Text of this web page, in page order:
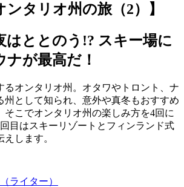
ンタリオ州の旅（2）】
はととのう!? スキー場に
ナが最高だ！
るオンタリオ州。オタワやトロント、ナ
州として知られ、意外や真冬もおすすめ
そこでオンタリオ州の楽しみ方を4回に
目はスキーリゾートとフィンランド式
します。
ライター）